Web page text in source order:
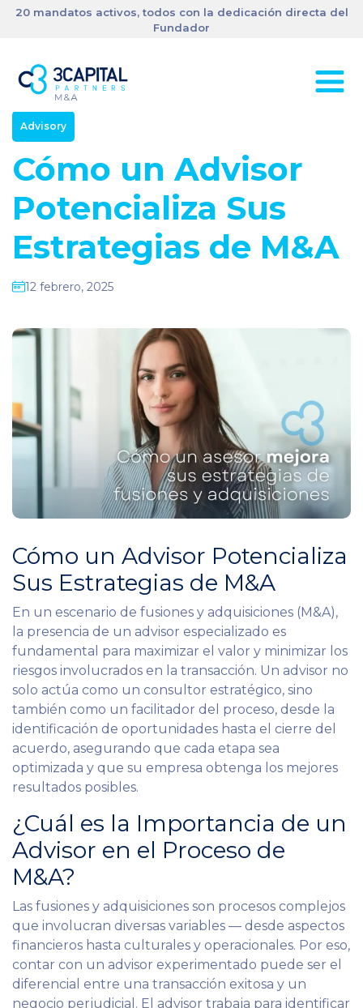
20 mandatos activos, todos con la dedicación directa del
Fundador
Advisory
Cómo un Advisor
Potencializa Sus
Estrategias de M&A
12 febrero, 2025
Cómo un Advisor Potencializa
Sus Estrategias de M&A
En un escenario de fusiones y adquisiciones (M&A),
la presencia de un advisor especializado es
fundamental para maximizar el valor y minimizar los
riesgos involucrados en la transacción. Un advisor no
solo actúa como un consultor estratégico, sino
también como un facilitador del proceso, desde la
identificación de oportunidades hasta el cierre del
acuerdo, asegurando que cada etapa sea
optimizada y que su empresa obtenga los mejores
resultados posibles.
¿Cuál es la Importancia de un
Advisor en el Proceso de
M&A?
Las fusiones y adquisiciones son procesos complejos
que involucran diversas variables — desde aspectos
financieros hasta culturales y operacionales. Por eso,
contar con un advisor experimentado puede ser el
diferencial entre una transacción exitosa y un
negocio perjudicial. El advisor trabaja para identificar